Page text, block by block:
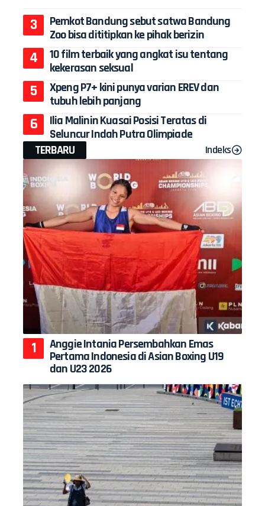
Pemkot Bandung sebut satwa Bandung
Zoo bisa dititipkan ke pihak berizin
10 film terbaik yang angkat isu tentang
kekerasan seksual
Xpeng P7+ kini punya varian EREV dan
tubuh lebih panjang
Ilia Malinin Kuasai Posisi Teratas di
Seluncur Indah Putra Olimpiade
TERBARU
Indeks
Anggie Intania Persembahkan Emas
Pertama Indonesia di Asian Boxing U19
dan U23 2026